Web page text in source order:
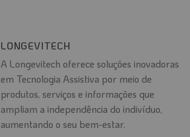
LONGEVITECH
A Longevitech oferece soluções inovadoras
em Tecnologia Assistiva por meio de
produtos, serviços e informações que
ampliam a independência do indivíduo,
aumentando o seu bem-estar.